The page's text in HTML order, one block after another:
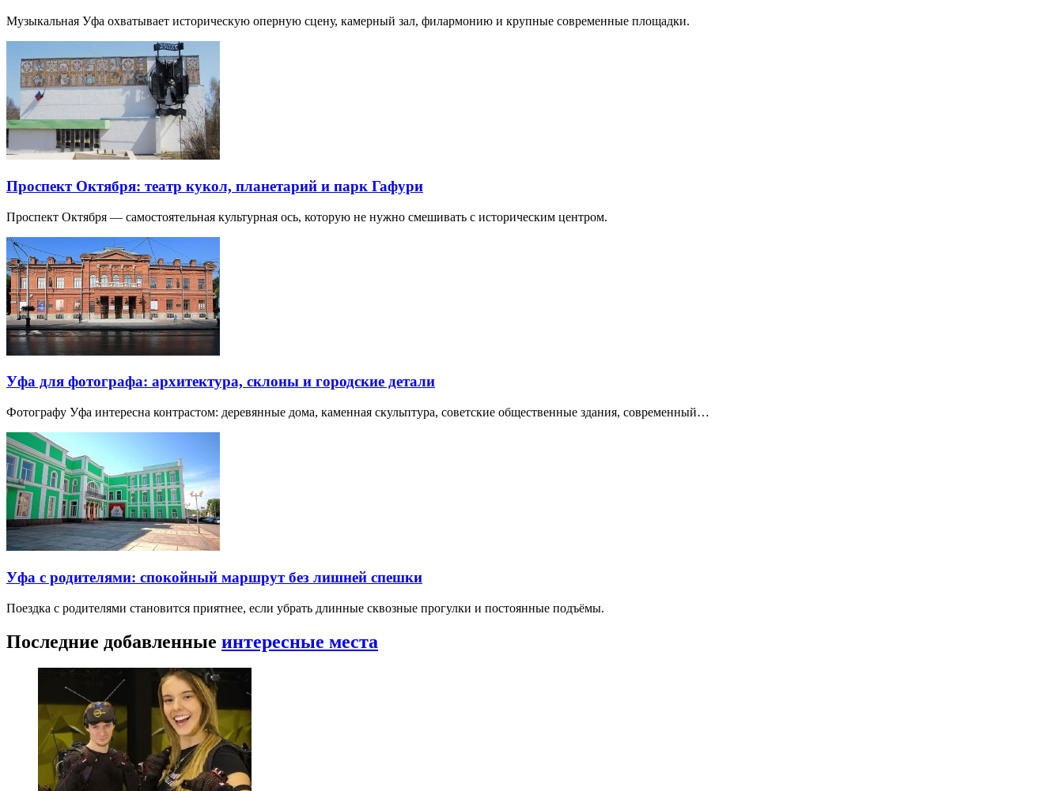
Музыкальная Уфа охватывает историческую оперную сцену, камерный зал, филармонию и крупные современные площадки.
Проспект Октября: театр кукол, планетарий и парк Гафури
Проспект Октября — самостоятельная культурная ось, которую не нужно смешивать с историческим центром.
Уфа для фотографа: архитектура, склоны и городские детали
Фотографу Уфа интересна контрастом: деревянные дома, каменная скульптура, советские общественные здания, современный…
Уфа с родителями: спокойный маршрут без лишней спешки
Поездка с родителями становится приятнее, если убрать длинные сквозные прогулки и постоянные подъёмы.
Последние добавленные интересные места